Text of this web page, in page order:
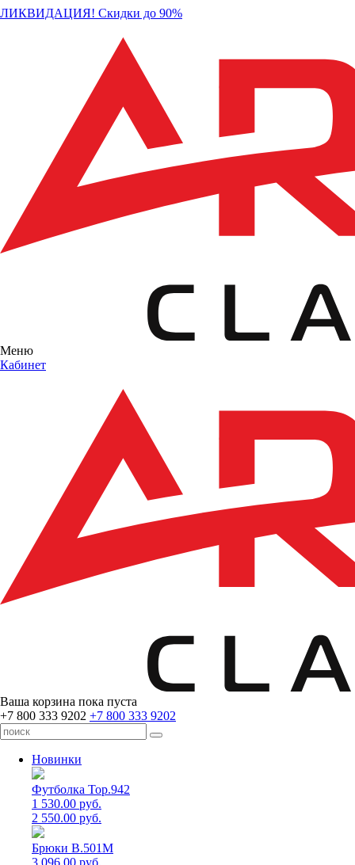
ЛИКВИДАЦИЯ! Скидки до 90%
Меню
Кабинет
Ваша корзина пока пуста
+7 800 333 9202 +7 800 333 9202
Новинки
Футболка Top.942
1 530.00 руб.
2 550.00 руб.
Брюки B.501M